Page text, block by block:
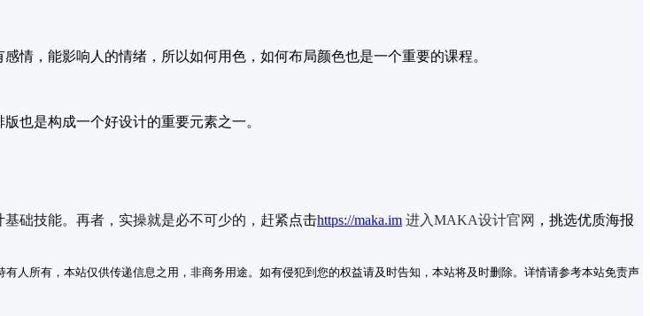
情，能影响人的情绪，所以如何用色，如何布局颜色也是一个重要的课程。
也是构成一个好设计的重要元素之一。
础技能。再者，实操就是必不可少的，赶紧点击https://maka.im 进入MAKA设计官网 ，挑选优质海报
人所有，本站仅供传递信息之用，非商务用途。如有侵犯到您的权益请及时告知，本站将及时删除。详情请参考本站免责声